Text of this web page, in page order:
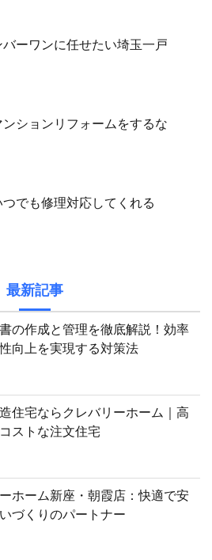
ーワンに任せたい埼玉一戸
ションリフォームをするな
つでも修理対応してくれる
最新記事
の作成と管理を徹底解説！効率
向上を実現する対策法
住宅ならクレバリーホーム｜高
ストな注文住宅
ホーム新座・朝霞店：快適で安
づくりのパートナー